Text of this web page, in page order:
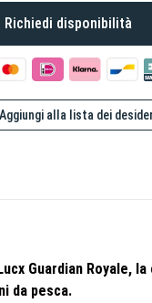
Richiedi disponibilità
Aggiungi alla lista dei
Guardian Royale,
da pesca.